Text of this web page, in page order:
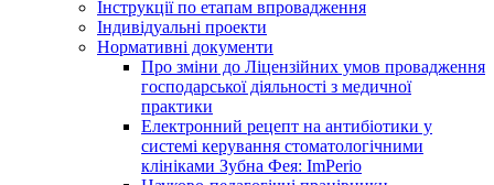
Інструкції по етапам впровадження
Індивідуальні проекти
Нормативні документи
Про зміни до Ліцензійних умов провадження
господарської діяльності з медичної
практики
Електронний рецепт на антибіотики у
системі керування стоматологічними
клініками Зубна Фея: ImPerio